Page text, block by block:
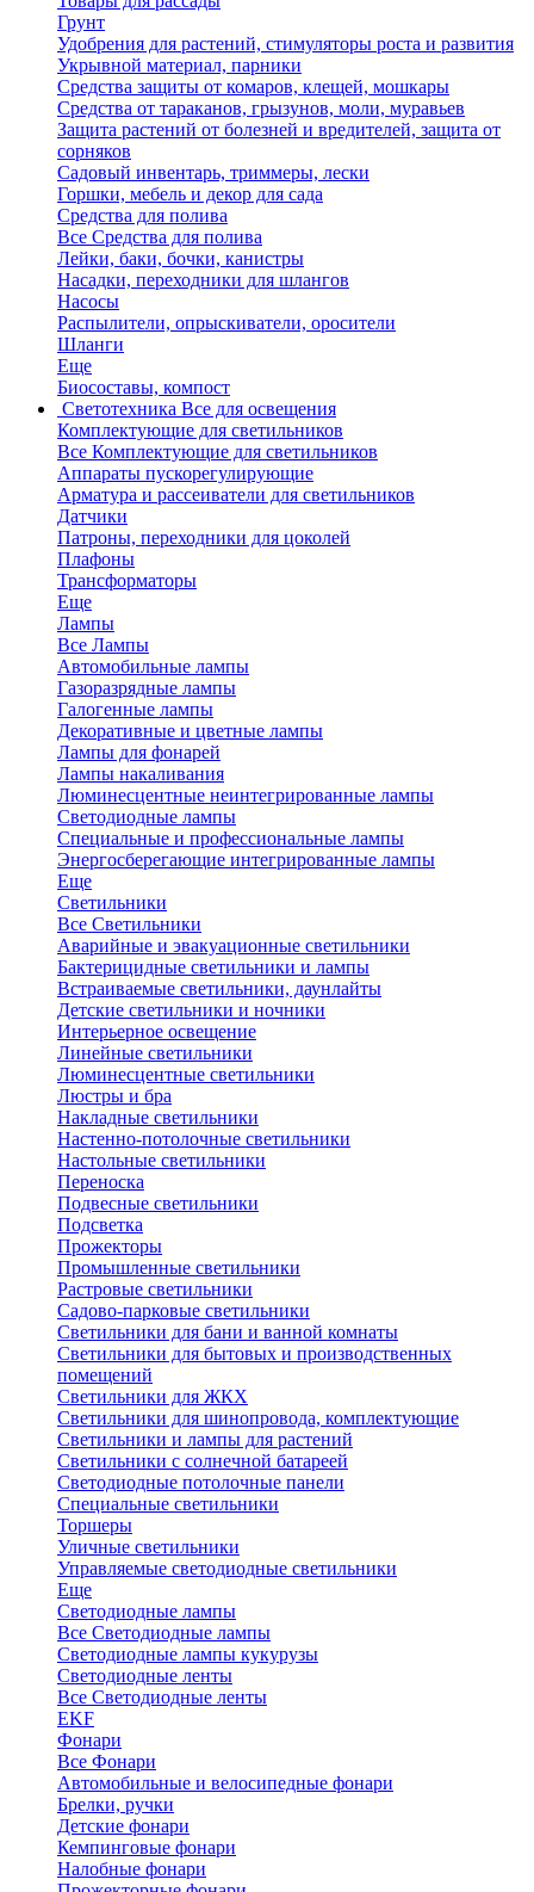
Грунт
Удобрения для растений, стимуляторы роста и развития
Укрывной материал, парники
Средства защиты от комаров, клещей, мошкары
Средства от тараканов, грызунов, моли, муравьев
Защита растений от болезней и вредителей, защита от
сорняков
Садовый инвентарь, триммеры, лески
Горшки, мебель и декор для сада
Средства для полива
Все Средства для полива
Лейки, баки, бочки, канистры
Насадки, переходники для шлангов
Насосы
Распылители, опрыскиватели, оросители
Шланги
Еще
Биосоставы, компост
Светотехника Все для освещения
Комплектующие для светильников
Все Комплектующие для светильников
Аппараты пускорегулирующие
Арматура и рассеиватели для светильников
Датчики
Патроны, переходники для цоколей
Плафоны
Трансформаторы
Еще
Лампы
Все Лампы
Автомобильные лампы
Газоразрядные лампы
Галогенные лампы
Декоративные и цветные лампы
Лампы для фонарей
Лампы накаливания
Люминесцентные неинтегрированные лампы
Светодиодные лампы
Специальные и профессиональные лампы
Энергосберегающие интегрированные лампы
Еще
Светильники
Все Светильники
Аварийные и эвакуационные светильники
Бактерицидные светильники и лампы
Встраиваемые светильники, даунлайты
Детские светильники и ночники
Интерьерное освещение
Линейные светильники
Люминесцентные светильники
Люстры и бра
Накладные светильники
Настенно-потолочные светильники
Настольные светильники
Переноска
Подвесные светильники
Подсветка
Прожекторы
Промышленные светильники
Растровые светильники
Садово-парковые светильники
Светильники для бани и ванной комнаты
Светильники для бытовых и производственных
помещений
Светильники для ЖКХ
Светильники для шинопровода, комплектующие
Светильники и лампы для растений
Светильники с солнечной батареей
Светодиодные потолочные панели
Специальные светильники
Торшеры
Уличные светильники
Управляемые светодиодные светильники
Еще
Светодиодные лампы
Все Светодиодные лампы
Светодиодные лампы кукурузы
Светодиодные ленты
Все Светодиодные ленты
EKF
Фонари
Все Фонари
Автомобильные и велосипедные фонари
Брелки, ручки
Детские фонари
Кемпинговые фонари
Налобные фонари